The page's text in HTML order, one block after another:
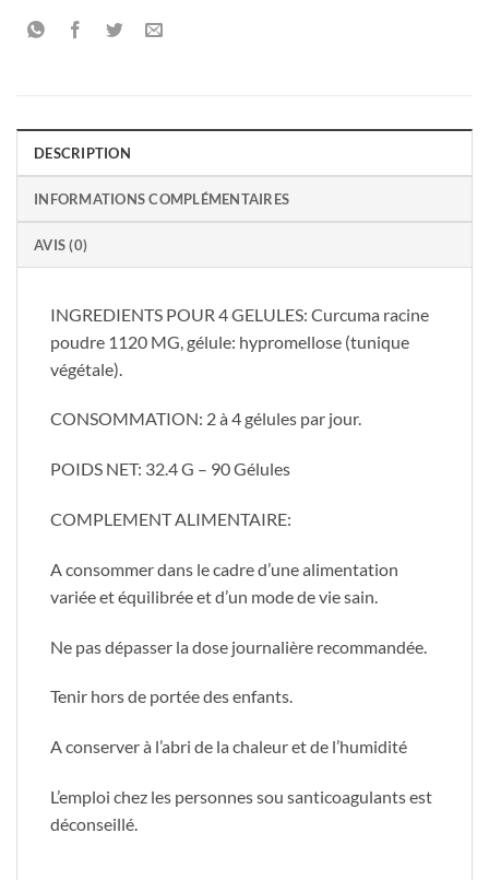
DESCRIPTION
INFORMATIONS COMPLÉMENTAIRES
AVIS (0)
INGREDIENTS POUR 4 GELULES: Curcuma racine
poudre 1120 MG, gélule: hypromellose (tunique
végétale).
CONSOMMATION: 2 à 4 gélules par jour.
POIDS NET: 32.4 G – 90 Gélules
COMPLEMENT ALIMENTAIRE:
A consommer dans le cadre d’une alimentation
variée et équilibrée et d’un mode de vie sain.
Ne pas dépasser la dose journalière recommandée.
Tenir hors de portée des enfants.
A conserver à l’abri de la chaleur et de l’humidité
L’emploi chez les personnes sou santicoagulants est
déconseillé.